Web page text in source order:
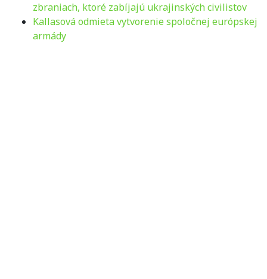
zbraniach, ktoré zabíjajú ukrajinských civilistov
Kallasová odmieta vytvorenie spoločnej európskej
armády